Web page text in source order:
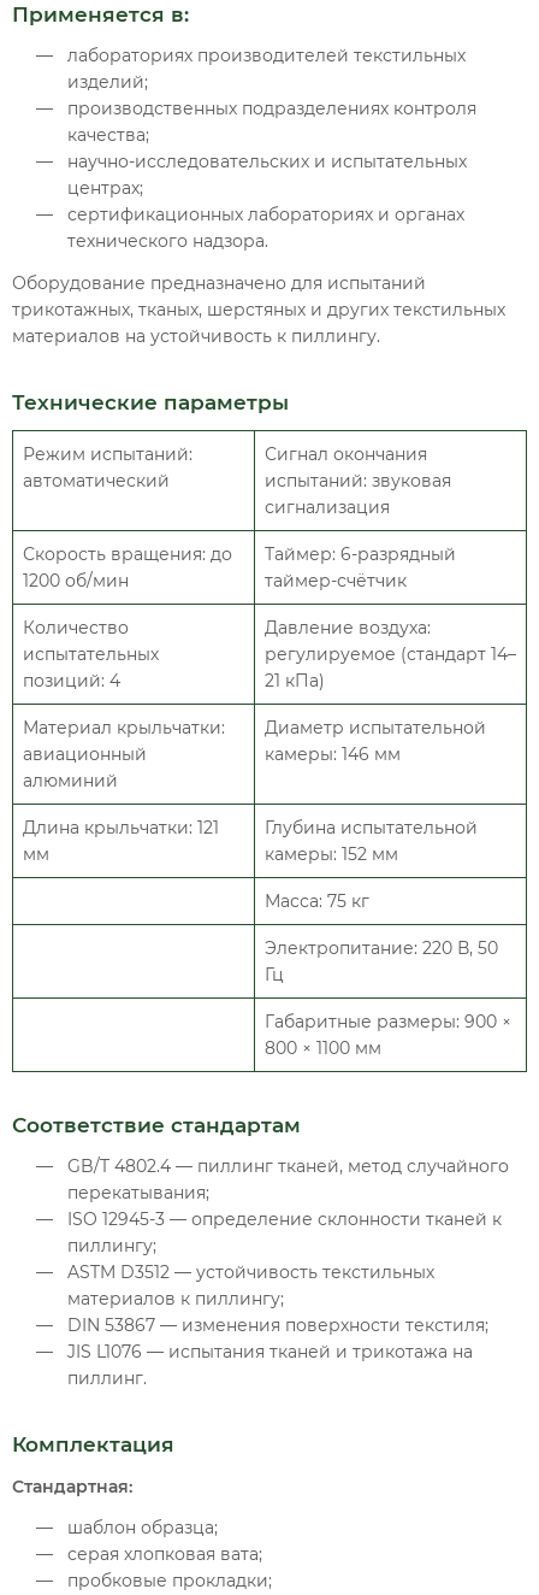
Применяется в:
лабораториях производителей текстильных
изделий;
производственных подразделениях контроля
качества;
научно-исследовательских и испытательных
центрах;
сертификационных лабораториях и органах
технического надзора.
Оборудование предназначено для испытаний
трикотажных, тканых, шерстяных и других текстильных
материалов на устойчивость к пиллингу.
Технические параметры
Режим испытаний:
автоматический
Сигнал окончания
испытаний: звуковая
сигнализация
Скорость вращения: до
1200 об/мин
Таймер: 6-разрядный
таймер-счётчик
Количество
испытательных
позиций: 4
Давление воздуха:
регулируемое (стандарт 14–
21 кПа)
Материал крыльчатки:
авиационный
алюминий
Диаметр испытательной
камеры: 146 мм
Длина крыльчатки: 121
мм
Глубина испытательной
камеры: 152 мм
Масса: 75 кг
Электропитание: 220 В, 50
Гц
Габаритные размеры: 900 ×
800 × 1100 мм
Соответствие стандартам
GB/T 4802.4 — пиллинг тканей, метод случайного
перекатывания;
ISO 12945-3 — определение склонности тканей к
пиллингу;
ASTM D3512 — устойчивость текстильных
материалов к пиллингу;
DIN 53867 — изменения поверхности текстиля;
JIS L1076 — испытания тканей и трикотажа на
пиллинг.
Комплектация
Стандартная:
шаблон образца;
серая хлопковая вата;
пробковые прокладки;